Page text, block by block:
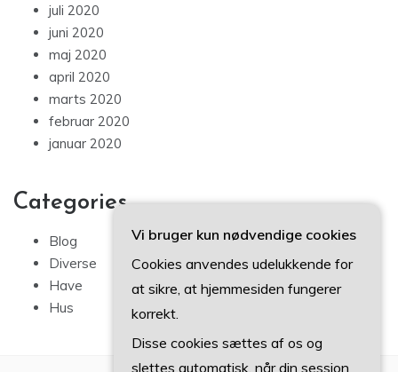
juli 2020
juni 2020
maj 2020
april 2020
marts 2020
februar 2020
januar 2020
Categories
Blog
Diverse
Have
Hus
Vi bruger kun nødvendige cookies
Cookies anvendes udelukkende for
at sikre, at hjemmesiden fungerer
korrekt.
Disse cookies sættes af os og
slettes automatisk, når din session